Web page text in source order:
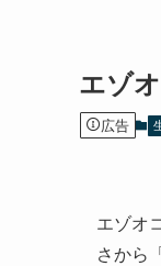
エゾ
広告
エゾオ
さから